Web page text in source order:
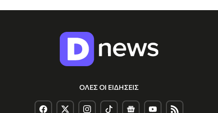
ΟΛΕΣ ΟΙ ΕΙΔΗΣΕΙΣ